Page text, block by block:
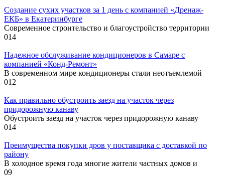
Создание сухих участков за 1 день с компанией «Дренаж-
ЕКБ» в Екатеринбурге
Современное строительство и благоустройство территории
014
Надежное обслуживание кондиционеров в Самаре с
компанией «Конд-Ремонт»
В современном мире кондиционеры стали неотъемлемой
012
Как правильно обустроить заезд на участок через
придорожную канаву
Обустроить заезд на участок через придорожную канаву
014
Преимущества покупки дров у поставщика с доставкой по
району
В холодное время года многие жители частных домов и
09